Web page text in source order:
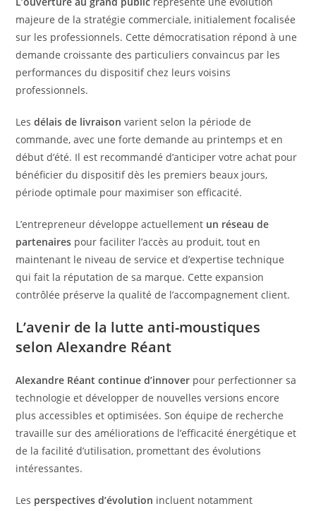
majeure de la stratégie commerciale, initialement focalisée
sur les professionnels. Cette démocratisation répond à une
demande croissante des particuliers convaincus par les
performances du dispositif chez leurs voisins
professionnels.
Lesdélais de livraison varient selon la période de
commande, avec une forte demande au printemps et en
début d’été. Il est recommandé d’anticiper votre achat pour
bénéficier du dispositif dès les premiers beaux jours,
période optimale pour maximiser son efficacité.
L’entrepreneur développe actuellement un réseau de
partenaires pour faciliter l’accès au produit, tout en
maintenant le niveau de service et d’expertise technique
qui fait la réputation de sa marque. Cette expansion
contrôlée préserve la qualité de l’accompagnement client.
L’avenir de la lutte anti-moustiques
selon Alexandre Réant
Alexandre Réant continue d’innover pour perfectionner sa
technologie et développer de nouvelles versions encore
plus accessibles et optimisées. Son équipe de recherche
travaille sur des améliorations de l’efficacité énergétique et
de la facilité d’utilisation, promettant des évolutions
intéressantes.
Les perspectives d’évolution incluent notamment